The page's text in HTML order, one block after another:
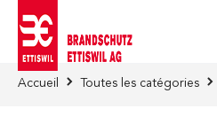
Accueil Toutes les catégories